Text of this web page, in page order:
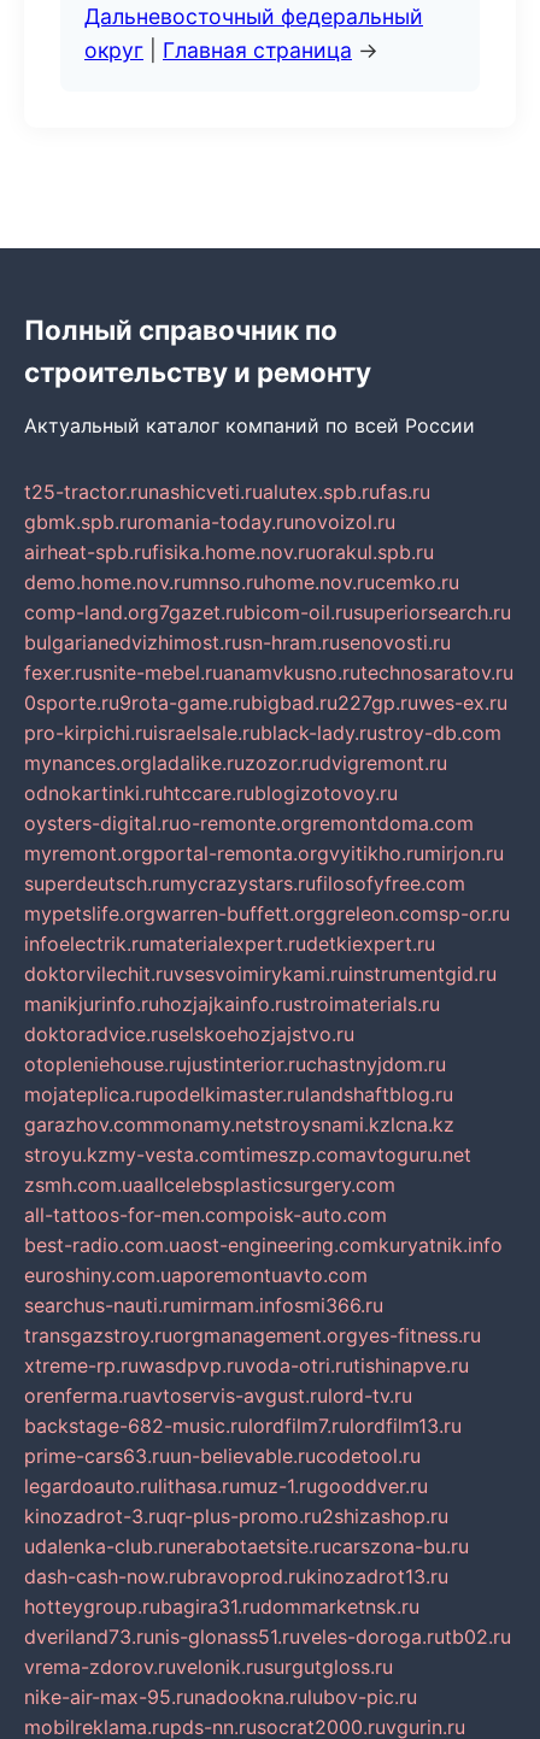
Дальневосточный федеральный
округ
Главная страница →
Полный справочник по
строительству и ремонту
Актуальный каталог компаний по всей России
t25-tractor.runashicveti.rualutex.spb.rufas.ru
gbmk.spb.ruromania-today.runovoizol.ru
airheat-spb.rufisika.home.nov.ruorakul.spb.ru
demo.home.nov.rumnso.ruhome.nov.rucemko.ru
comp-land.org7gazet.rubicom-oil.rusuperiorsearch.ru
bulgarianedvizhimost.rusn-hram.rusenovosti.ru
fexer.rusnite-mebel.ruanamvkusno.rutechnosaratov.ru
0sporte.ru9rota-game.rubigbad.ru227gp.ruwes-ex.ru
pro-kirpichi.ruisraelsale.rublack-lady.rustroy-db.com
mynances.orgladalike.ruzozor.rudvigremont.ru
odnokartinki.ruhtccare.rublogizotovoy.ru
oysters-digital.ruo-remonte.orgremontdoma.com
myremont.orgportal-remonta.orgvyitikho.rumirjon.ru
superdeutsch.rumycrazystars.rufilosofyfree.com
mypetslife.orgwarren-buffett.orggreleon.comsp-or.ru
infoelectrik.rumaterialexpert.rudetkiexpert.ru
doktorvilechit.ruvsesvoimirykami.ruinstrumentgid.ru
manikjurinfo.ruhozjajkainfo.rustroimaterials.ru
doktoradvice.ruselskoehozjajstvo.ru
otopleniehouse.rujustinterior.ruchastnyjdom.ru
mojateplica.rupodelkimaster.rulandshaftblog.ru
garazhov.commonamy.netstroysnami.kzlcna.kz
stroyu.kzmy-vesta.comtimeszp.comavtoguru.net
zsmh.com.uaallcelebsplasticsurgery.com
all-tattoos-for-men.compoisk-auto.com
best-radio.com.uaost-engineering.comkuryatnik.info
euroshiny.com.uaporemontuavto.com
searchus-nauti.rumirmam.infosmi366.ru
transgazstroy.ruorgmanagement.orgyes-fitness.ru
xtreme-rp.ruwasdpvp.ruvoda-otri.rutishinapve.ru
orenferma.ruavtoservis-avgust.rulord-tv.ru
backstage-682-music.rulordfilm7.rulordfilm13.ru
prime-cars63.ruun-believable.rucodetool.ru
legardoauto.rulithasa.rumuz-1.rugooddver.ru
kinozadrot-3.ruqr-plus-promo.ru2shizashop.ru
udalenka-club.runerabotaetsite.rucarszona-bu.ru
dash-cash-now.rubravoprod.rukinozadrot13.ru
hotteygroup.rubagira31.rudommarketnsk.ru
dveriland73.runis-glonass51.ruveles-doroga.rutb02.ru
vrema-zdorov.ruvelonik.rusurgutgloss.ru
nike-air-max-95.runadookna.rulubov-pic.ru
mobilreklama.rupds-nn.rusocrat2000.ruvgurin.ru